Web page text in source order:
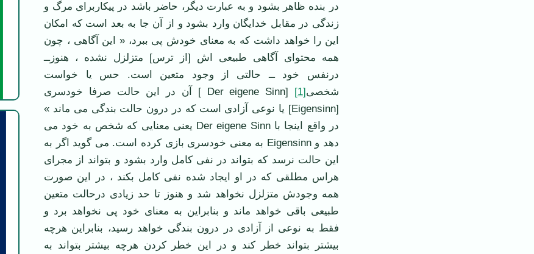
در بنده ظاهر بشود و به عبارت دیگر، حاضر باشد در پیكاربرای مرگ و
زندگی در مقابل خدایگان وارد بشود و از آن جا به بعد است كه امكان
این را خواهد داشت كه به معنای خودش پی ببرد، « این آگاهی ، چون
همه محتوای آگاهی طبیعی ‌اش [از ترس] متزلزل نشده ، هنوزــ
درنفس خود ــ حالتی از وجود متعین است. حس یا خواست
شخصی [1]
[Der eigene Sinn ] آن در این حالت صرفا خودسری
[Eigensinn] یا نوعی آزادی است كه در درون حالت بندگی می‌ ماند »
در واقع اینجا با Der eigene Sinn یعنی معنایی که شخص به خود می
دهد و Eigensinn به معنی خودسری بازی کرده است. می گوید اگر به
این حالت نرسد كه بتواند در نفی كامل وارد بشود و بتواند از مجرای
هراس مطلقی كه در او ایجاد شده نفی كامل بكند ، در این صورت
همه وجودش متزلزل نخواهد شد و هنوز تا حد زیادی درحالت متعین
طبیعی باقی خواهد ماند و بنابراین به معنای خود پی نخواهد برد و
فقط به نوعی از آزادی در درون بندگی خواهد رسید، بنابراین هرچه
بیشتر بتواند خطر كند و در این خطر كردن هرچه بیشتر بتواند به